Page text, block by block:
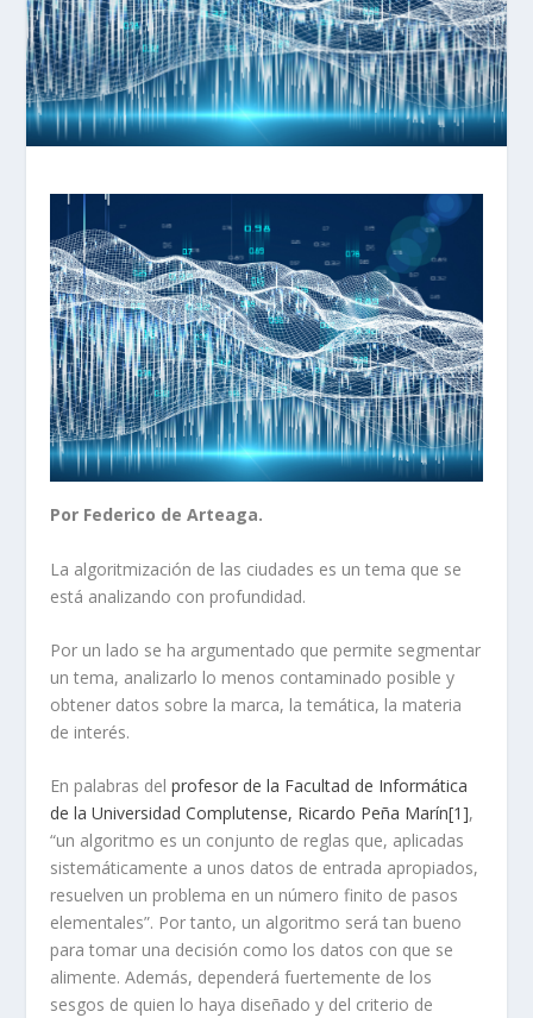
Por Federico de Arteaga.
La algoritmización de las ciudades es un tema que se
está analizando con profundidad.
Por un lado se ha argumentado que permite segmentar
un tema, analizarlo lo menos contaminado posible y
obtener datos sobre la marca, la temática, la materia
de interés.
En palabras delprofesor de la Facultad de Informática
de la Universidad Complutense, Ricardo Peña Marín[1],
“un algoritmo es un conjunto de reglas que, aplicadas
sistemáticamente a unos datos de entrada apropiados,
resuelven un problema en un número finito de pasos
elementales”. Por tanto, un algoritmo será tan bueno
para tomar una decisión como los datos con que se
alimente. Además, dependerá fuertemente de los
sesgos de quien lo haya diseñado y del criterio de